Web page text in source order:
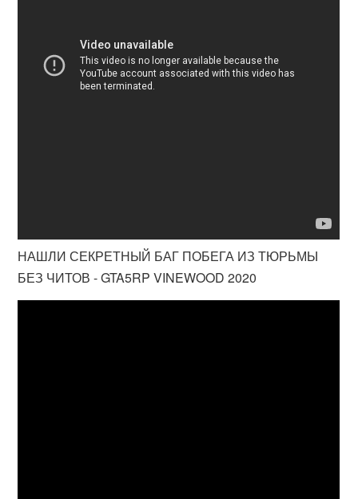
НАШЛИ СЕКРЕТНЫЙ БАГ ПОБЕГА ИЗ ТЮРЬМЫ
БЕЗ ЧИТОВ - GTA5RP VINEWOOD 2020